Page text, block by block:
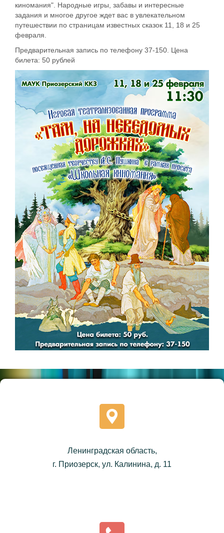
киномания". Народные игры, забавы и интересные
задания и многое другое ждет вас в увлекательном
путешествии по страницам известных сказок 11, 18 и 25
февраля.
Предварительная запись по телефону 37-150. Цена
билета: 50 рублей
Ленинградская область,
г. Приозерск, ул. Калинина, д. 11